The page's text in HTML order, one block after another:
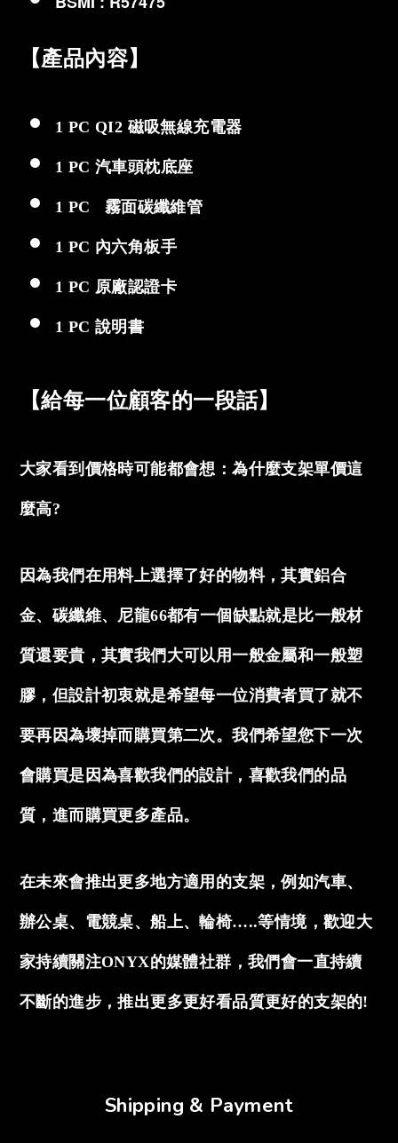
【產品內容】
1 PC QI2 磁吸無線充電器
1 PC 汽車頭枕底座
1 PC 霧面碳纖維管
1 PC 內六角板手
1 PC 原廠認證卡
1 PC 說明書
【給每一位顧客的一段話】
大家看到價格時可能都會想：為什麼支架單價這
麼高?
因為我們在用料上選擇了好的物料，其實鋁合
金、碳纖維、尼龍66都有一個缺點就是比一般材
質還要貴，其實我們大可以用一般金屬和一般塑
膠，但設計初衷就是希望每一位消費者買了就不
要再因為壞掉而購買第二次。我們希望您下一次
會購買是因為喜歡我們的設計，喜歡我們的品
質，進而購買更多產品。
在未來會推出更多地方適用的支架，例如汽車、
辦公桌、電競桌、船上、輪椅…..等情境，歡迎大
家持續關注ONYX的媒體社群，我們會一直持續
不斷的進步，推出更多更好看品質更好的支架的!
Shipping & Payment